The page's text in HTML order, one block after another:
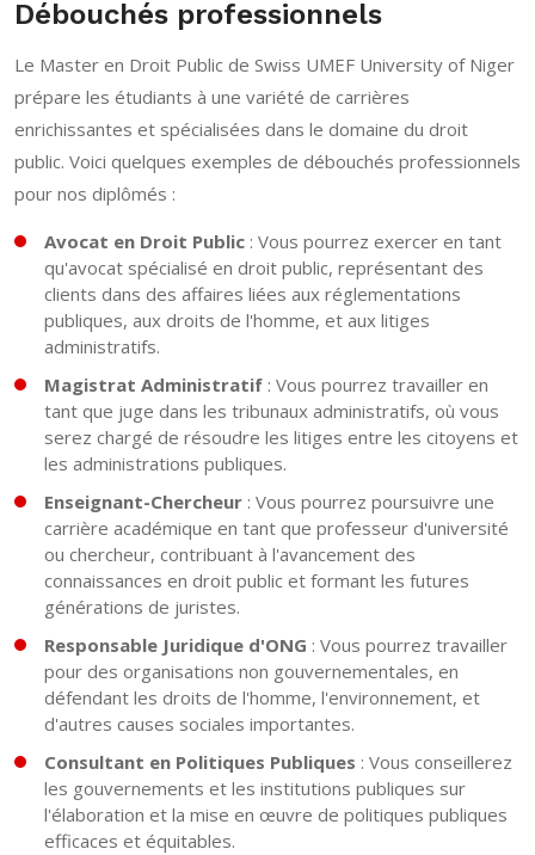
Débouchés professionnels
Le Master en Droit Public de Swiss UMEF University of Niger
prépare les étudiants à une variété de carrières
enrichissantes et spécialisées dans le domaine du droit
public. Voici quelques exemples de débouchés professionnels
pour nos diplômés :
Avocat en Droit Public : Vous pourrez exercer en tant
qu'avocat spécialisé en droit public, représentant des
clients dans des affaires liées aux réglementations
publiques, aux droits de l'homme, et aux litiges
administratifs.
Magistrat Administratif : Vous pourrez travailler en
tant que juge dans les tribunaux administratifs, où vous
serez chargé de résoudre les litiges entre les citoyens et
les administrations publiques.
Enseignant-Chercheur : Vous pourrez poursuivre une
carrière académique en tant que professeur d'université
ou chercheur, contribuant à l'avancement des
connaissances en droit public et formant les futures
générations de juristes.
Responsable Juridique d'ONG : Vous pourrez travailler
pour des organisations non gouvernementales, en
défendant les droits de l'homme, l'environnement, et
d'autres causes sociales importantes.
Consultant en Politiques Publiques : Vous conseillerez
les gouvernements et les institutions publiques sur
l'élaboration et la mise en œuvre de politiques publiques
efficaces et équitables.